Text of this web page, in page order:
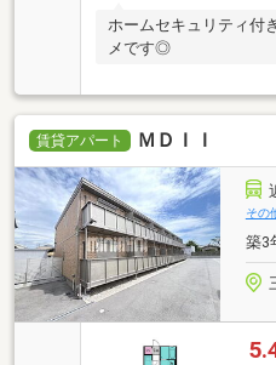
ホームセキュリティ付
メです◎
賃貸アパート ＭＤＩＩ
その
築3